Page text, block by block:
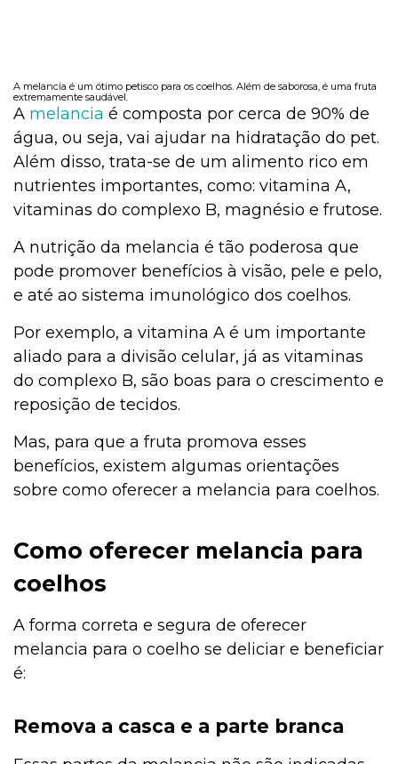
A melancia é um ótimo petisco para os coelhos. Além de saborosa, é uma fruta
extremamente saudável.
A melancia é composta por cerca de 90% de
água, ou seja, vai ajudar na hidratação do pet.
Além disso, trata-se de um alimento rico em
nutrientes importantes, como: vitamina A,
vitaminas do complexo B, magnésio e frutose.
A nutrição da melancia é tão poderosa que
pode promover benefícios à visão, pele e pelo,
e até ao sistema imunológico dos coelhos.
Por exemplo, a vitamina A é um importante
aliado para a divisão celular, já as vitaminas
do complexo B, são boas para o crescimento e
reposição de tecidos.
Mas, para que a fruta promova esses
benefícios, existem algumas orientações
sobre como oferecer a melancia para coelhos.
Como oferecer melancia para
coelhos
A forma correta e segura de oferecer
melancia para o coelho se deliciar e beneficiar
é:
Remova a casca e a parte branca